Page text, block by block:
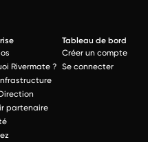
Rivermate ?
partenaire
Tableau de bord
Créer un compte
Se connecter